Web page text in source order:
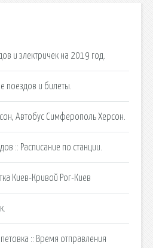
и электричек на 2019 год.
поездов и билеты.
Автобус Симферополь Херсон.
:: Расписание по станции.
Киев-Кривой Рог-Киев
:: Время отправления